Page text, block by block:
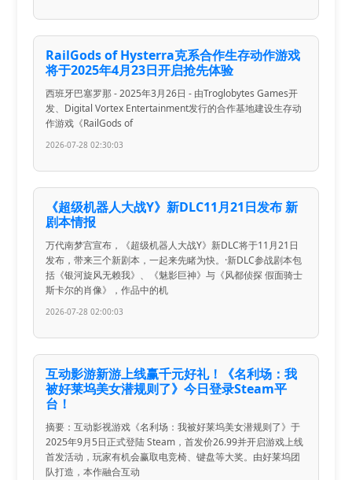
RailGods of Hysterra克系合作生存动作游戏
将于2025年4月23日开启抢先体验
西班牙巴塞罗那 - 2025年3月26日 - 由Troglobytes Games开
发、Digital Vortex Entertainment发行的合作基地建设生存动
作游戏《RailGods of
2026-07-28 02:30:03
《超级机器人大战Y》新DLC11月21日发布 新
剧本情报
万代南梦宫宣布，《超级机器人大战Y》新DLC将于11月21日
发布，带来三个新剧本，一起来先睹为快。·新DLC参战剧本包
括《银河旋风无赖我》、《魅影巨神》与《风都侦探 假面骑士
斯卡尔的肖像》，作品中的机
2026-07-28 02:00:03
互动影游新游上线赢千元好礼！《名利场：我
被好莱坞美女潜规则了》今日登录Steam平
台！
摘要：互动影视游戏《名利场：我被好莱坞美女潜规则了》于
2025年9月5日正式登陆 Steam，首发价26.99并开启游戏上线
首发活动，玩家有机会赢取电竞椅、键盘等大奖。由好莱坞团
队打造，本作融合互动